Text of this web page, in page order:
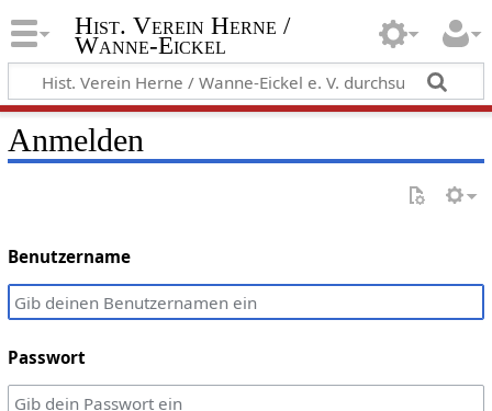
Hist. Verein Herne /
Wanne-Eickel
Anmelden
Benutzername
Passwort